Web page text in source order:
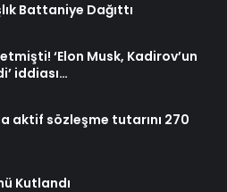
Battaniye Dağıttı
‘Elon Musk, Kadirov’un
iddiası…
aktif sözleşme tutarını 270
Kutlandı